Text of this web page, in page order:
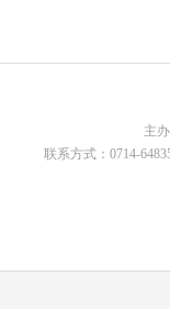
主
联系方式：0714-